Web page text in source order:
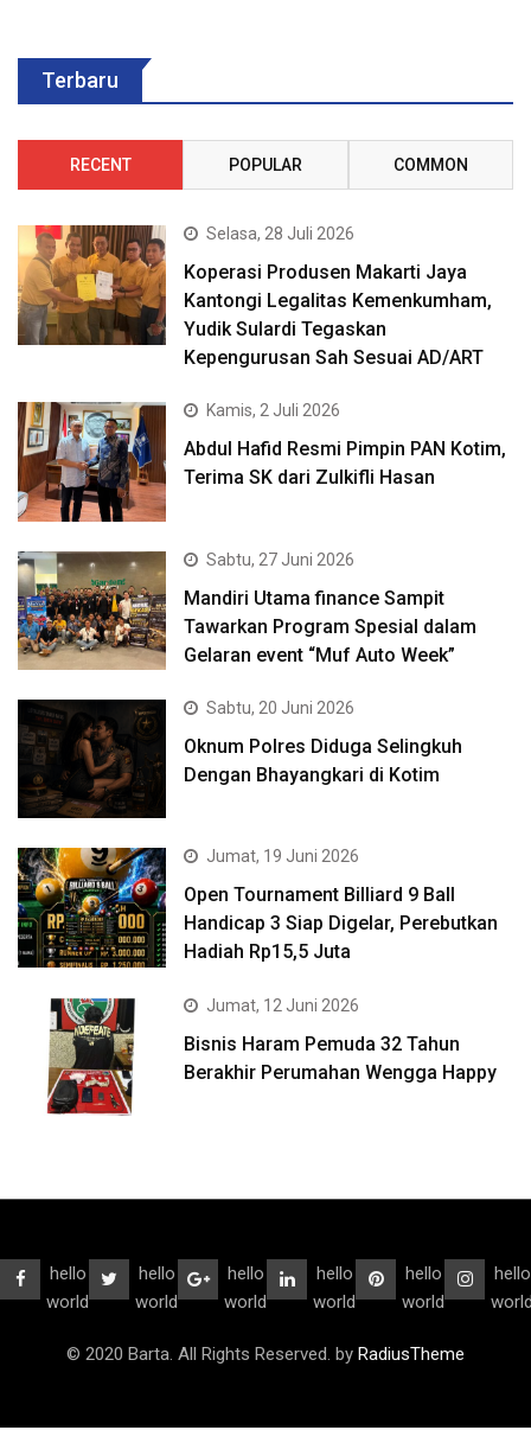
Terbaru
RECENT POPULAR COMMON
Selasa, 28 Juli 2026
Koperasi Produsen Makarti Jaya
Kantongi Legalitas Kemenkumham,
Yudik Sulardi Tegaskan
Kepengurusan Sah Sesuai AD/ART
Kamis, 2 Juli 2026
Abdul Hafid Resmi Pimpin PAN Kotim,
Terima SK dari Zulkifli Hasan
Sabtu, 27 Juni 2026
Mandiri Utama finance Sampit
Tawarkan Program Spesial dalam
Gelaran event “Muf Auto Week”
Sabtu, 20 Juni 2026
Oknum Polres Diduga Selingkuh
Dengan Bhayangkari di Kotim
Jumat, 19 Juni 2026
Open Tournament Billiard 9 Ball
Handicap 3 Siap Digelar, Perebutkan
Hadiah Rp15,5 Juta
Jumat, 12 Juni 2026
Bisnis Haram Pemuda 32 Tahun
Berakhir Perumahan Wengga Happy
hello
world
hello
world
hello
world
hello
world
hello
world
hello
© 2020 Barta. All Rights Reserved. by RadiusTheme